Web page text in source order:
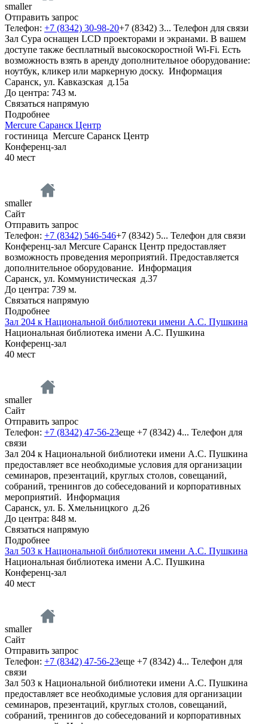
smaller
Отправить запрос
Телефон: +7 (8342) 30-98-20+7 (8342) 3... Телефон для связи
Зал Сура оснащен LCD проекторами и экранами. В вашем
доступе также бесплатный высокоскоростной Wi-Fi. Есть
возможность взять в аренду дополнительное оборудование:
ноутбук, кликер или маркерную доску. Информация
Саранск, ул. Кавказская д.15а
До центра: 743 м.
Связаться напрямую
Подробнее
Mercure Саранск Центр
гостиница Mercure Саранск Центр
Конференц-зал
40 мест
smaller
Сайт
Отправить запрос
Телефон: +7 (8342) 546-546+7 (8342) 5... Телефон для связи
Конференц-зал Mercure Саранск Центр предоставляет
возможность проведения мероприятий. Предоставляется
дополнительное оборудование. Информация
Саранск, ул. Коммунистическая д.37
До центра: 739 м.
Связаться напрямую
Подробнее
Зал 204 к Национальной библиотеки имени А.С. Пушкина
Национальная библиотека имени А.С. Пушкина
Конференц-зал
40 мест
smaller
Сайт
Отправить запрос
Телефон: +7 (8342) 47-56-23еще +7 (8342) 4... Телефон для
связи
Зал 204 к Национальной библиотеки имени А.С. Пушкина
предоставляет все необходимые условия для организации
семинаров, презентаций, круглых столов, совещаний,
собраний, тренингов до собеседований и корпоративных
мероприятий. Информация
Саранск, ул. Б. Хмельницкого д.26
До центра: 848 м.
Связаться напрямую
Подробнее
Зал 503 к Национальной библиотеки имени А.С. Пушкина
Национальная библиотека имени А.С. Пушкина
Конференц-зал
40 мест
smaller
Сайт
Отправить запрос
Телефон: +7 (8342) 47-56-23еще +7 (8342) 4... Телефон для
связи
Зал 503 к Национальной библиотеки имени А.С. Пушкина
предоставляет все необходимые условия для организации
семинаров, презентаций, круглых столов, совещаний,
собраний, тренингов до собеседований и корпоративных